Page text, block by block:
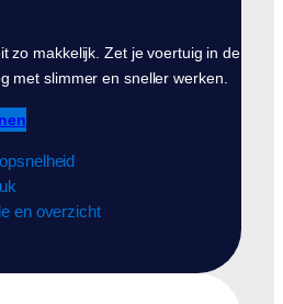
zo makkelijk. Zet je voertuig in de
met slimmer en sneller werken.
en overzicht